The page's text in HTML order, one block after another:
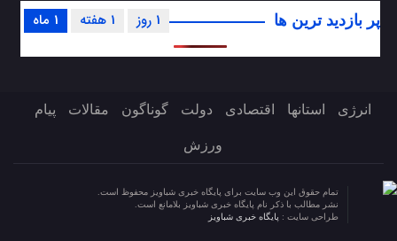
پر بازدید ترین ها 1 ماه 1 هفته 1 روز
انرژی استانها اقتصادی دولت گوناگون مقالات پیام
ورزش
تمام حقوق این وب سایت برای پایگاه خبری شباویز محفوظ است.
نشر مطالب با ذکر نام پایگاه خبری شباویز بلامانع است.
طراحی سایت : پایگاه خبری شباویز